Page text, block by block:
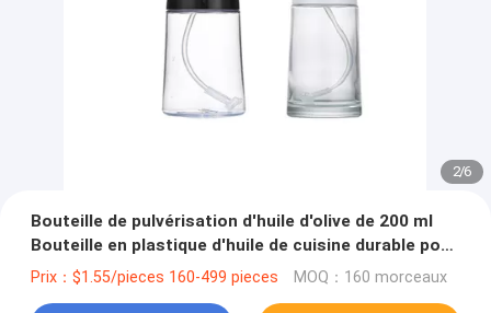
2/6
Bouteille de pulvérisation d'huile d'olive de 200 ml
Bouteille en plastique d'huile de cuisine durable pour
outils de cuisine
Prix：$1.55/pieces 160-499 pieces MOQ：160 morceaux